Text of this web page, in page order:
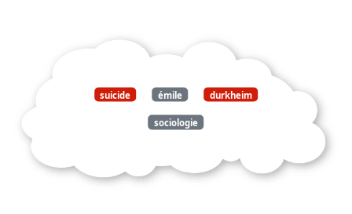
suicide émile durkheim
sociologie